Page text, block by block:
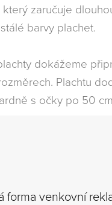
zaručuje
barvy plachet.
dokážeme
Plachtu
s očky po 50
forma venkovní